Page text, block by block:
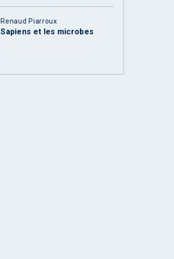
Renaud Piarroux
Sapiens et les microbes